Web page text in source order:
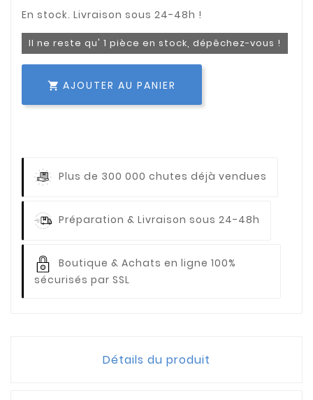
Il ne reste qu' 1 pièce en stock, dépêchez-vous !
 AJOUTER AU PANIER
Plus de 300 000 chutes déjà vendues
Préparation & Livraison sous 24-48h
Boutique & Achats en ligne 100%
sécurisés par SSL
Détails du produit